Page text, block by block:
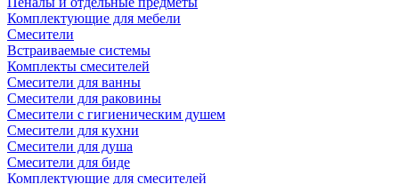
Комплектующие для мебели
Смесители
Встраиваемые системы
Комплекты смесителей
Смесители для ванны
Смесители для раковины
Смесители с гигиеническим душем
Смесители для кухни
Смесители для душа
Смесители для биде
Комплектующие для смесителей